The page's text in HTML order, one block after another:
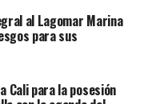
al Lagomar Marina
para sus
Cali para la posesión